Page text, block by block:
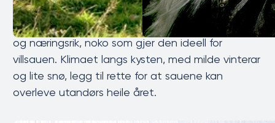
ytre kyststripa, er grunnlaget for sauenes
vinterbeite. Denne landskapstypen er vintergrøn
og næringsrik, noko som gjer den ideell for
villsauen. Klimaet langs kysten, med milde vinterar
og lite snø, legg til rette for at sauene kan
overleve utandørs heile året.